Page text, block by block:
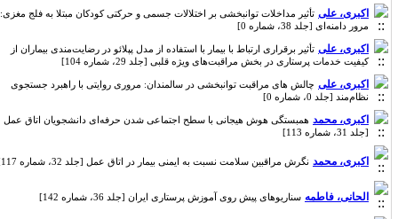
اکبری، علی تأثیر مداخلات توانبخشی بر اختلالات جسمی و حرکتی کودکان مبتلا به فلج مغزی:
مرور دامنه‌ای [جلد 38، شماره 0]
اکبری، علی تأثیر برقراری ارتباط با بیمار با استفاده از مدل پپلائو در رضایت‌مندی بیماران از
کیفیت خدمات پرستاری در بخش مراقبت‌های ویژه قلبی [جلد 29، شماره 104]
اکبری، علی چالش های مراقبت توانبخشی در سالمندان: مروری روایتی با راهبرد جستجوی
نظام‌مند [جلد 0، شماره 0]
اکبری، محمد همبستگی هوش هیجانی با سطح اجتماعی شدن حرفه‌ای دانشجویان اتاق عمل
[جلد 31، شماره 113]
اکبری، محمد نگرش مراقبین سلامت نسبت به ایمنی بیمار در اتاق عمل [جلد 32، شماره 117]
الحانی، فاطمه سناریوهای پیش روی آموزش پرستاری ایران [جلد 36، شماره 142]